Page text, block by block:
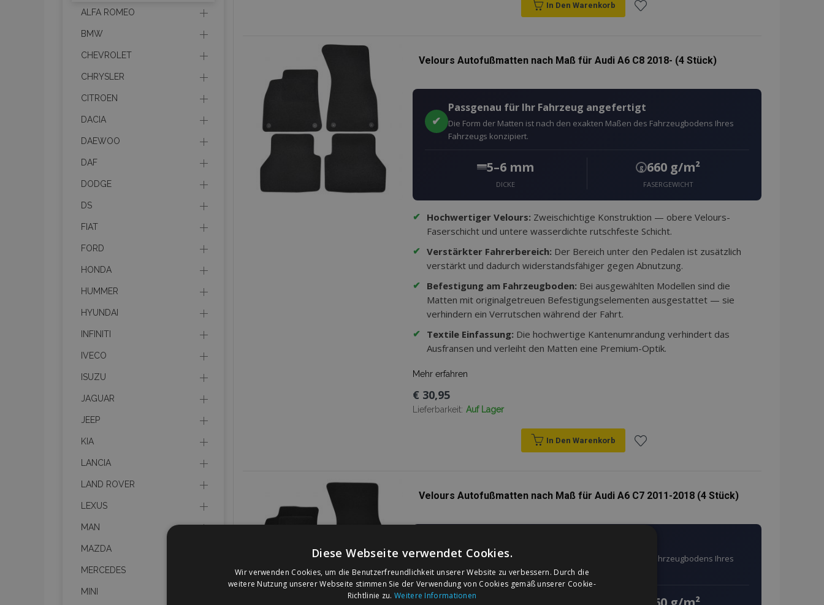
In Den Warenkorb
Wunschliste
Velours Autofußmatten nach Maß für Audi A6 C8 2018- (4 Stück)
✔
Passgenau für Ihr Fahrzeug angefertigt
Die Form der Matten ist nach den exakten Maßen des Fahrzeugbodens Ihres
Fahrzeugs konzipiert.
5–6 mm
DICKE
g 660 g/m²
FASERGEWICHT
✔ Hochwertiger Velours: Zweischichtige Konstruktion — obere Velours-
Faserschicht und untere wasserdichte rutschfeste Schicht.
✔ Verstärkter Fahrerbereich: Der Bereich unter den Pedalen ist zusätzlich
verstärkt und dadurch widerstandsfähiger gegen Abnutzung.
✔ Befestigung am Fahrzeugboden: Bei ausgewählten Modellen sind die
Matten mit originalgetreuen Befestigungselementen ausgestattet — sie
verhindern ein Verrutschen während der Fahrt.
✔ Textile Einfassung: Die hochwertige Kantenumrandung verhindert das
Ausfransen und verleiht den Matten eine Premium-Optik.
Mehr erfahren
€ 30,95
Lieferbarkeit: Auf Lager
In Den Warenkorb
Wunschliste
Velours Autofußmatten nach Maß für Audi A6 C7 2011-2018 (4 Stück)
✔
Die Form der Matten ist nach den exakten Maßen des Fahrzeugbodens Ihres
Fahrzeugs konzipiert.
ALFA ROMEO
BMW
CHEVROLET
CHRYSLER
CITROEN
DACIA
DAEWOO
DAF
DODGE
DS
FIAT
FORD
HONDA
HUMMER
HYUNDAI
INFINITI
IVECO
ISUZU
JAGUAR
JEEP
KIA
LANCIA
LAND ROVER
LEXUS
MAN
MAZDA
MERCEDES
MINI
Diese Webseite verwendet Cookies.
Wir verwenden Cookies, um die Benutzerfreundlichkeit unserer Website zu verbessern. Durch die
weitere Nutzung unserer Webseite stimmen Sie der Verwendung von Cookies gemäß unserer Cookie-
Richtlinie zu.Weitere Informationen